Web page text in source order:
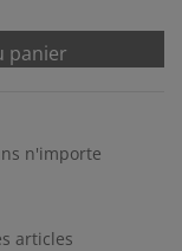
panier
n'importe
articles